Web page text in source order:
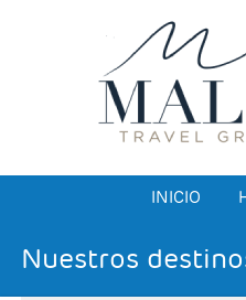
INICIO
Nuestros